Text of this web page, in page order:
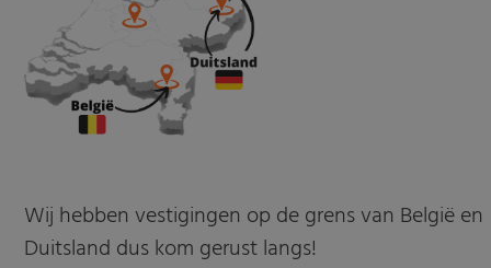
Wij hebben vestigingen op de grens van België en
Duitsland dus kom gerust langs!